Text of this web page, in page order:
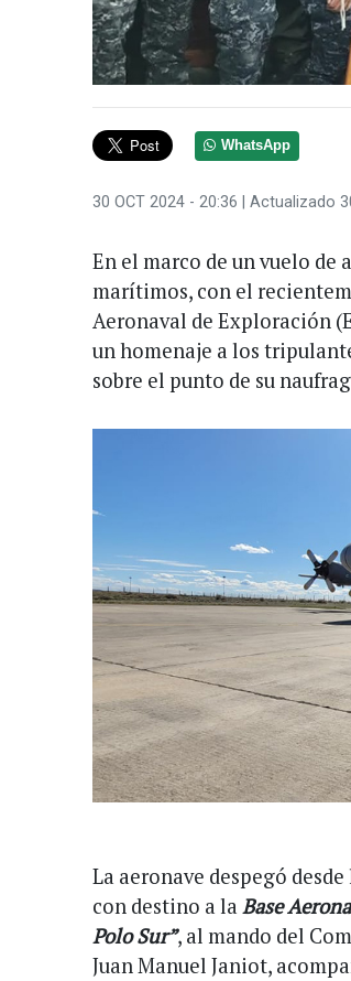
WhatsApp
30 OCT 2024 - 20:36 | Actualizado
En el marco de un vuelo
marítimos, con el
Aeronaval de Exploración
un homenaje a los
sobre el punto de su
La aeronave despegó desde
con destino a la Base
Polo Sur”, al mando del
Juan Manuel Janiot,